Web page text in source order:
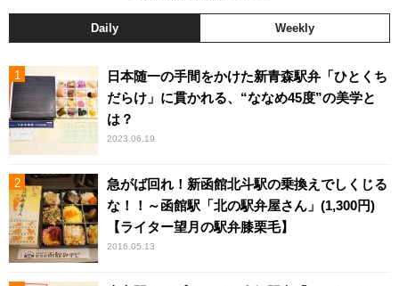
Daily Weekly
日本随一の手間をかけた新青森駅弁「ひとくち
だらけ」に貫かれる、“ななめ45度”の美学と
は？
2023.06.19
急がば回れ！新函館北斗駅の乗換えでしくじる
な！！～函館駅「北の駅弁屋さん」(1,300円)
【ライター望月の駅弁膝栗毛】
2016.05.13